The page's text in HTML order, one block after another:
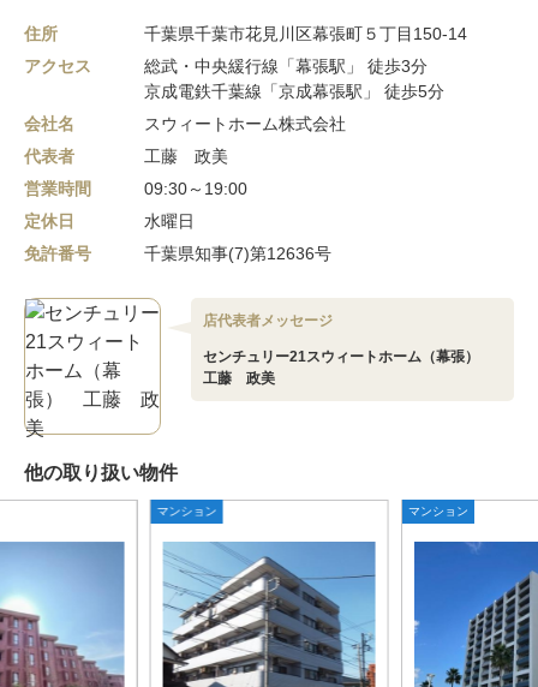
住所
千葉県千葉市花見川区幕張町５丁目150-14
アクセス
総武・中央緩行線「幕張駅」 徒歩3分
京成電鉄千葉線「京成幕張駅」 徒歩5分
会社名
スウィートホーム株式会社
代表者
工藤 政美
営業時間
09:30～19:00
定休日
水曜日
免許番号
千葉県知事(7)第12636号
店代表者メッセージ
センチュリー21スウィートホーム（幕張）
工藤 政美
他の取り扱い物件
マンション マンション